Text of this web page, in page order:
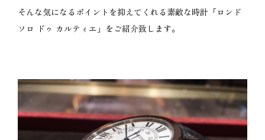
そんな気になるポイントを抑えてくれる素敵な時計「ロンド
ソロ ドゥ カルティエ」をご紹介致します。